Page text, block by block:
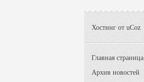
Хостинг от uCoz
Главная страница
Архив новостей